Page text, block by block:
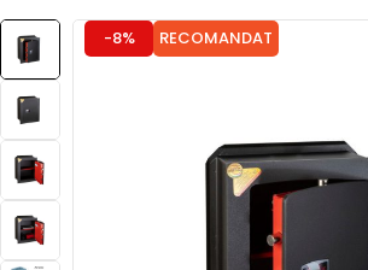
-8% RECOMANDAT